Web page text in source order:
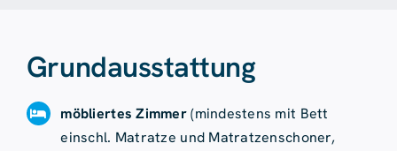
Grundausstattung
möbliertes Zimmer(mindestens mit Bett
einschl. Matratze und Matratzenschoner,